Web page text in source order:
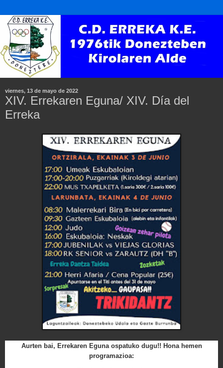
viernes, 13 de mayo de 2022
XIV. Errekaren Eguna/ XIV. Día del
Erreka
Aurten bai, Errekaren Eguna ospatuko dugu!! Hona hemen
programazioa: